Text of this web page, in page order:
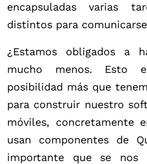
encapsuladas varias
distintos para
¿Estamos obligados a
mucho menos. Esto
posibilidad más que
para construir nuestro
móviles, concretamente
usan componentes de
importante que se nos